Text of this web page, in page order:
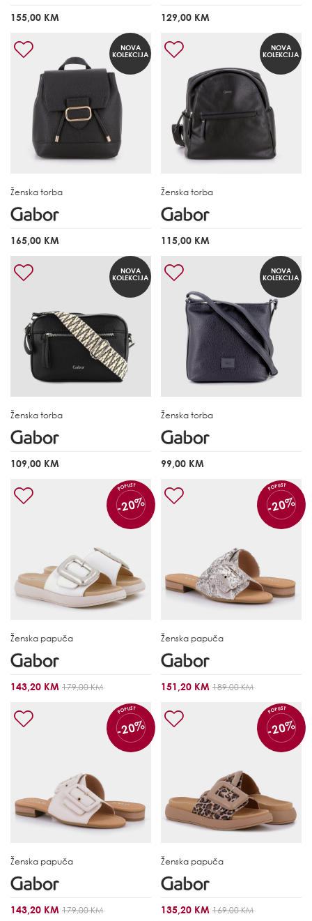
155,00 KM 129,00 KM
NOVA
KOLEKCIJA
Ženska torba
165,00 KM
NOVA
KOLEKCIJA
Ženska torba
115,00 KM
NOVA
KOLEKCIJA
Ženska torba
109,00 KM
NOVA
KOLEKCIJA
Ženska torba
99,00 KM
POPUST
-20%
Ženska papuča
143,20 KM 179,00 KM
POPUST
-20%
Ženska papuča
151,20 KM 189,00 KM
POPUST
-20%
Ženska papuča
143,20 KM 179,00 KM
POPUST
-20%
Ženska papuča
135,20 KM 169,00 KM